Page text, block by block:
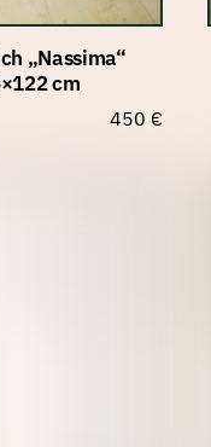
„Nassima“
cm
450 €